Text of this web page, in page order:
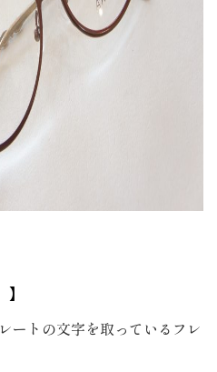
】
ートの文字を取っているフレ